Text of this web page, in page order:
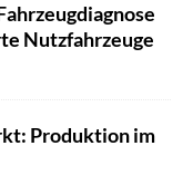
Nutzfahrzeuge
Produktion im